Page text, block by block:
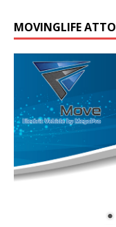
MOVINGLIFE ATTO